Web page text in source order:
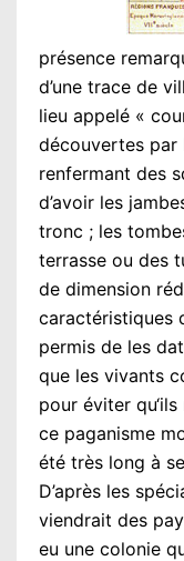
présence
d’une trace de
lieu appelé «
découvertes par
renfermant des
d’avoir les
tronc ; les
terrasse ou des
de dimension
caractéristiques
permis de les
que les vivants
pour éviter
ce paganisme
été très long à
D’après les
viendrait des
eu une colonie